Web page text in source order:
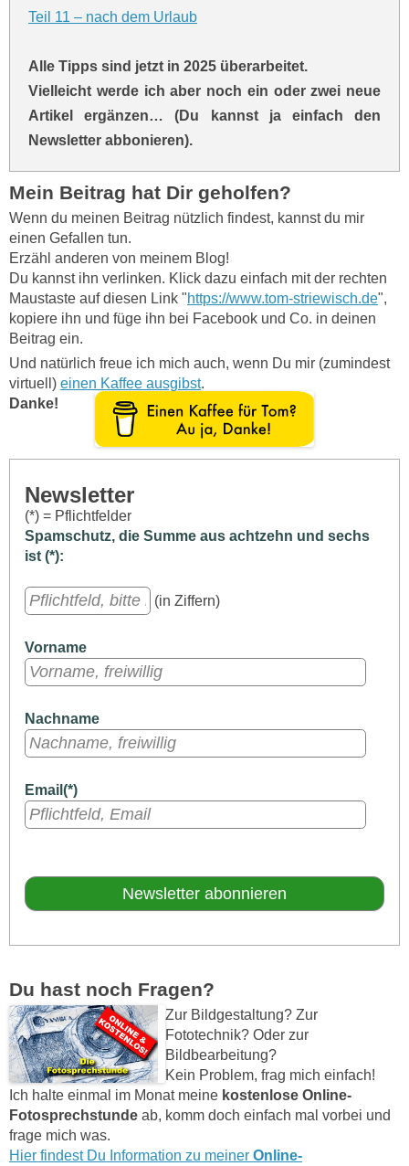
Teil 11 – nach dem Urlaub
Alle Tipps sind jetzt in 2025 überarbeitet.
Vielleicht werde ich aber noch ein oder zwei neue
Artikel ergänzen… (Du kannst ja einfach den
Newsletter abbonieren).
Mein Beitrag hat Dir geholfen?
Wenn du meinen Beitrag nützlich findest, kannst du mir
einen Gefallen tun.
Erzähl anderen von meinem Blog!
Du kannst ihn verlinken. Klick dazu einfach mit der rechten
Maustaste auf diesen Link "https://www.tom-striewisch.de",
kopiere ihn und füge ihn bei Facebook und Co. in deinen
Beitrag ein.
Und natürlich freue ich mich auch, wenn Du mir (zumindest
virtuell) einen Kaffee ausgibst.
Danke!
Newsletter
(*) = Pflichtfelder
Spamschutz, die Summe aus achtzehn und sechs
ist (*):
(in Ziffern)
Vorname
Nachname
Email(*)
Du hast noch Fragen?
Zur Bildgestaltung? Zur
Fototechnik? Oder zur
Bildbearbeitung?
Kein Problem, frag mich einfach!
Ich halte einmal im Monat meine kostenlose Online-
Fotosprechstunde ab, komm doch einfach mal vorbei und
frage mich was.
Hier findest Du Information zu meiner Online-